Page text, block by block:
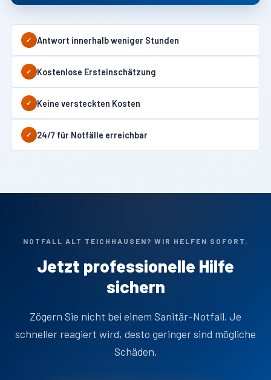
✓ Antwort innerhalb weniger Stunden
✓ Kostenlose Ersteinschätzung
✓ Keine versteckten Kosten
✓ 24/7 für Notfälle erreichbar
NOTFALL ALT TEICHHAUSEN? WIR HELFEN SOFORT.
Jetzt professionelle Hilfe
sichern
Zögern Sie nicht bei einem Sanitär-Notfall. Je
schneller reagiert wird, desto geringer sind mögliche
Schäden.